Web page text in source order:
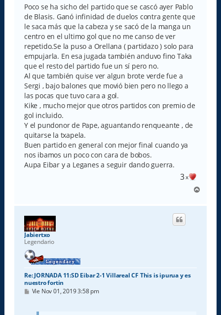
s
a
j
e
Poco se ha sicho del partido que se cascó ayer Pablo
de Blasis. Ganó infinidad de duelos contra gente que
le saca más que la cabeza y se sacó de la manga un
centro en el ultimo gol que no me canso de ver
repetido.Se la puso a Orellana ( partidazo ) solo para
empujarla. En esa jugada también anduvo fino Taka
que el resto del partido fue un sí pero no.
Al que también quise ver algun brote verde fue a
Sergi , bajo balones que movió bien pero no llego a
las pocas que tuvo cara a gol.
Kike , mucho mejor que otros partidos con premio de
gol incluido.
Y el pundonor de Pape, aguantando renqueante , de
quitarse la txapela.
Buen partido en general con mejor final cuando ya
nos ibamos un poco con cara de bobos.
Aupa Eibar y a Leganes a seguir dando guerra.
3x
r
Jabiertxo
Legendario
Re: JORNADA 11:SD Eibar 2-1 Villareal CF This is ipurua y es
nuestro fortin
M
Vie Nov 01, 2019 3:58 pm